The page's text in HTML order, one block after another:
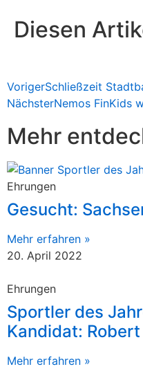
Diesen
VorigerSchließzeit
NächsterNemos FinKids
Mehr
Ehrungen
Gesucht:
Mehr erfahren »
20. April 2022
Ehrungen
Sportler des
Kandidat: Robert
Mehr erfahren »